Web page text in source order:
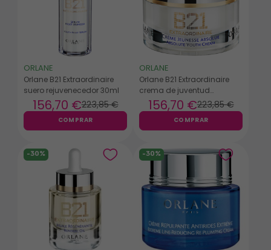
ORLANE
Orlane B21 Extraordinaire
suero rejuvenecedor 30ml
223,85 €
156,70 €
COMPRAR
ORLANE
Orlane B21 Extraordinaire
crema de juventud
absoluta 50ml 223,85 €
156,70 €
COMPRAR
-30% -30%